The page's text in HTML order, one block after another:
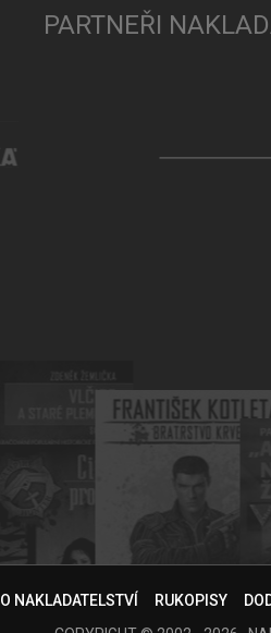
PARTNEŘI
O NAKLADATELSTVÍ RUKOPISY